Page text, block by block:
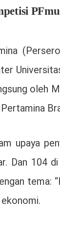
oleh
upaya
Dan 104
tema: